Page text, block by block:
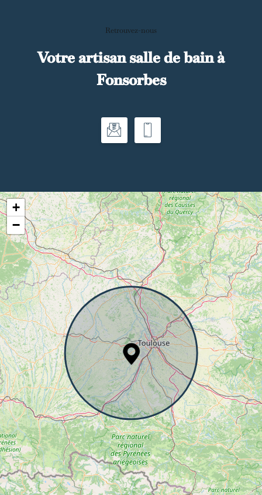
Retrouvez-nous
Votre artisan salle de bain à
Fonsorbes
+
−